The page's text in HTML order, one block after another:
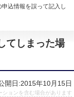
申込情報を誤って記入し
てしまった場
開日:2015年10月15日
ションを含む場合があります